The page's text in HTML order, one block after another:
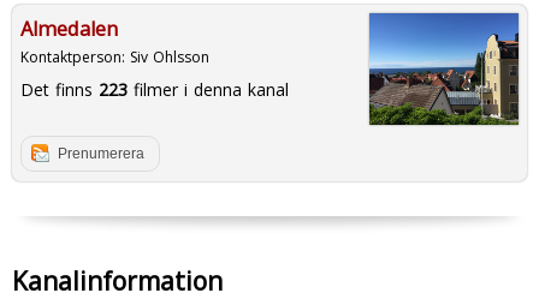
Almedalen
Kontaktperson: Siv Ohlsson
Det finns 223filmer i denna kanal
Prenumerera
Kanalinformation